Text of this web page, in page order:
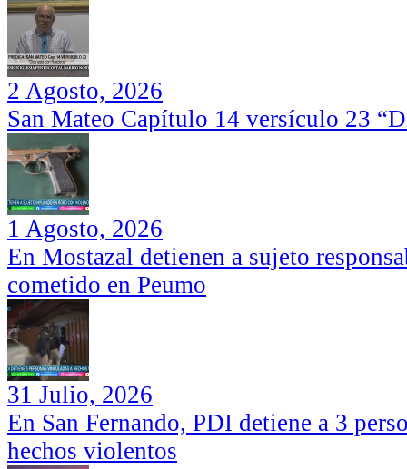
2 Agosto, 2026
San Mateo Capítulo 14 versículo 23
1 Agosto, 2026
En Mostazal detienen a sujeto
cometido en Peumo
31 Julio, 2026
En San Fernando, PDI detiene a 3
hechos violentos